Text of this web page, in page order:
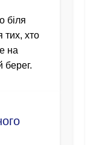
біля
тих, хто
на
берег.